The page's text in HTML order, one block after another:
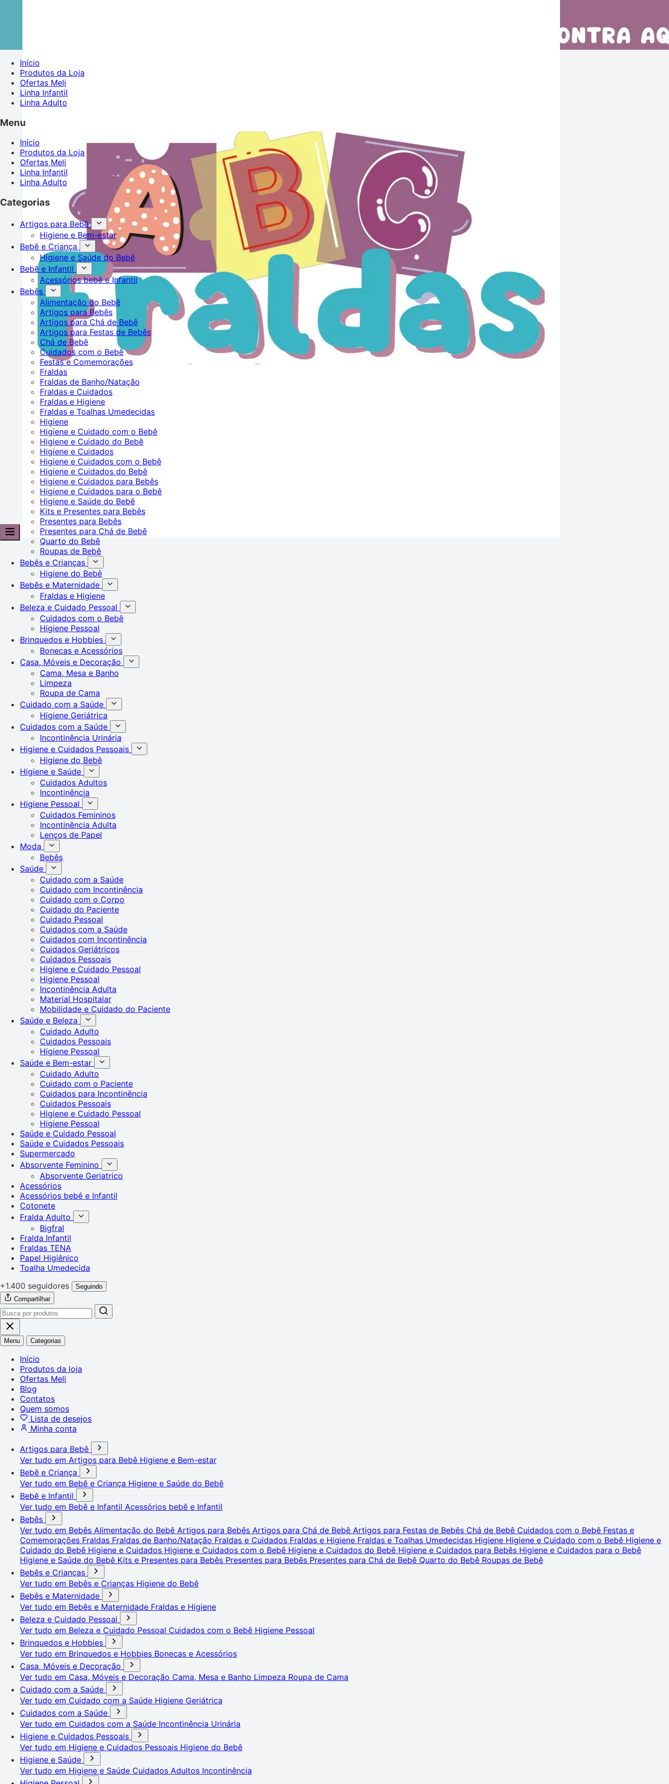
Início
Produtos da Loja
Ofertas Meli
Linha Infantil
Linha Adulto
Menu
Início
Produtos da Loja
Ofertas Meli
Linha Infantil
Linha Adulto
Categorias
Artigos para Bebê
Higiene e Bem-estar
Bebê e Criança
Higiene e Saúde do Bebê
Bebê e Infantil
Acessórios bebê e Infantil
Bebês
Alimentação do Bebê
Artigos para Bebês
Artigos para Chá de Bebê
Artigos para Festas de Bebês
Chá de Bebê
Cuidados com o Bebê
Festas e Comemorações
Fraldas
Fraldas de Banho/Natação
Fraldas e Cuidados
Fraldas e Higiene
Fraldas e Toalhas Umedecidas
Higiene
Higiene e Cuidado com o Bebê
Higiene e Cuidado do Bebê
Higiene e Cuidados
Higiene e Cuidados com o Bebê
Higiene e Cuidados do Bebê
Higiene e Cuidados para Bebês
Higiene e Cuidados para o Bebê
Higiene e Saúde do Bebê
Kits e Presentes para Bebês
Presentes para Bebês
Presentes para Chá de Bebê
Quarto do Bebê
Roupas de Bebê
Bebês e Crianças
Higiene do Bebê
Bebês e Maternidade
Fraldas e Higiene
Beleza e Cuidado Pessoal
Cuidados com o Bebê
Higiene Pessoal
Brinquedos e Hobbies
Bonecas e Acessórios
Casa, Móveis e Decoração
Cama, Mesa e Banho
Limpeza
Roupa de Cama
Cuidado com a Saúde
Higiene Geriátrica
Cuidados com a Saúde
Incontinência Urinária
Higiene e Cuidados Pessoais
Higiene do Bebê
Higiene e Saúde
Cuidados Adultos
Incontinência
Higiene Pessoal
Cuidados Femininos
Incontinência Adulta
Lenços de Papel
Moda
Bebês
Saúde
Cuidado com a Saúde
Cuidado com Incontinência
Cuidado com o Corpo
Cuidado do Paciente
Cuidado Pessoal
Cuidados com a Saúde
Cuidados com Incontinência
Cuidados Geriátricos
Cuidados Pessoais
Higiene e Cuidado Pessoal
Higiene Pessoal
Incontinência Adulta
Material Hospitalar
Mobilidade e Cuidado do Paciente
Saúde e Beleza
Cuidado Adulto
Cuidados Pessoais
Higiene Pessoal
Saúde e Bem-estar
Cuidado Adulto
Cuidado com o Paciente
Cuidados para Incontinência
Cuidados Pessoais
Higiene e Cuidado Pessoal
Higiene Pessoal
Saúde e Cuidado Pessoal
Saúde e Cuidados Pessoais
Supermercado
Absorvente Feminino
Absorvente Geriatrico
Acessórios
Acessórios bebê e Infantil
Cotonete
Fralda Adulto
Bigfral
Fralda Infantil
Fraldas TENA
Papel Higiênico
Toalha Umedecida
+1.400 seguidores
Seguindo
Compartilhar
Menu Categorias
Início
Produtos da loja
Ofertas Meli
Blog
Contatos
Quem somos
Lista de desejos
Minha conta
Artigos para Bebê
Ver tudo em Artigos para Bebê Higiene e Bem-estar
Bebê e Criança
Ver tudo em Bebê e Criança Higiene e Saúde do Bebê
Bebê e Infantil
Ver tudo em Bebê e Infantil Acessórios bebê e Infantil
Bebês
Ver tudo em Bebês Alimentação do Bebê Artigos para Bebês Artigos para Chá de Bebê Artigos para Festas de Bebês Chá de Bebê Cuidados com o Bebê Festas e
Comemorações Fraldas Fraldas de Banho/Natação Fraldas e Cuidados Fraldas e Higiene Fraldas e Toalhas Umedecidas Higiene Higiene e Cuidado com o Bebê Higiene e
Cuidado do Bebê Higiene e Cuidados Higiene e Cuidados com o Bebê Higiene e Cuidados do Bebê Higiene e Cuidados para Bebês Higiene e Cuidados para o Bebê
Higiene e Saúde do Bebê Kits e Presentes para Bebês Presentes para Bebês Presentes para Chá de Bebê Quarto do Bebê Roupas de Bebê
Bebês e Crianças
Ver tudo em Bebês e Crianças Higiene do Bebê
Bebês e Maternidade
Ver tudo em Bebês e Maternidade Fraldas e Higiene
Beleza e Cuidado Pessoal
Ver tudo em Beleza e Cuidado Pessoal Cuidados com o Bebê Higiene Pessoal
Brinquedos e Hobbies
Ver tudo em Brinquedos e Hobbies Bonecas e Acessórios
Casa, Móveis e Decoração
Ver tudo em Casa, Móveis e Decoração Cama, Mesa e Banho Limpeza Roupa de Cama
Cuidado com a Saúde
Ver tudo em Cuidado com a Saúde Higiene Geriátrica
Cuidados com a Saúde
Ver tudo em Cuidados com a Saúde Incontinência Urinária
Higiene e Cuidados Pessoais
Ver tudo em Higiene e Cuidados Pessoais Higiene do Bebê
Higiene e Saúde
Ver tudo em Higiene e Saúde Cuidados Adultos Incontinência